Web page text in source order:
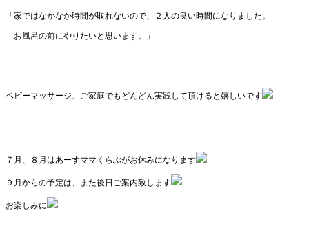
「家ではなかなか時間が取れないので、２人の良い時間になりました。
お風呂の前にやりたいと思います。」
ベビーマッサージ、ご家庭でもどんどん実践して頂けると嬉しいです
７月、８月はあーすママくらぶがお休みになります
９月からの予定は、また後日ご案内致します
お楽しみに